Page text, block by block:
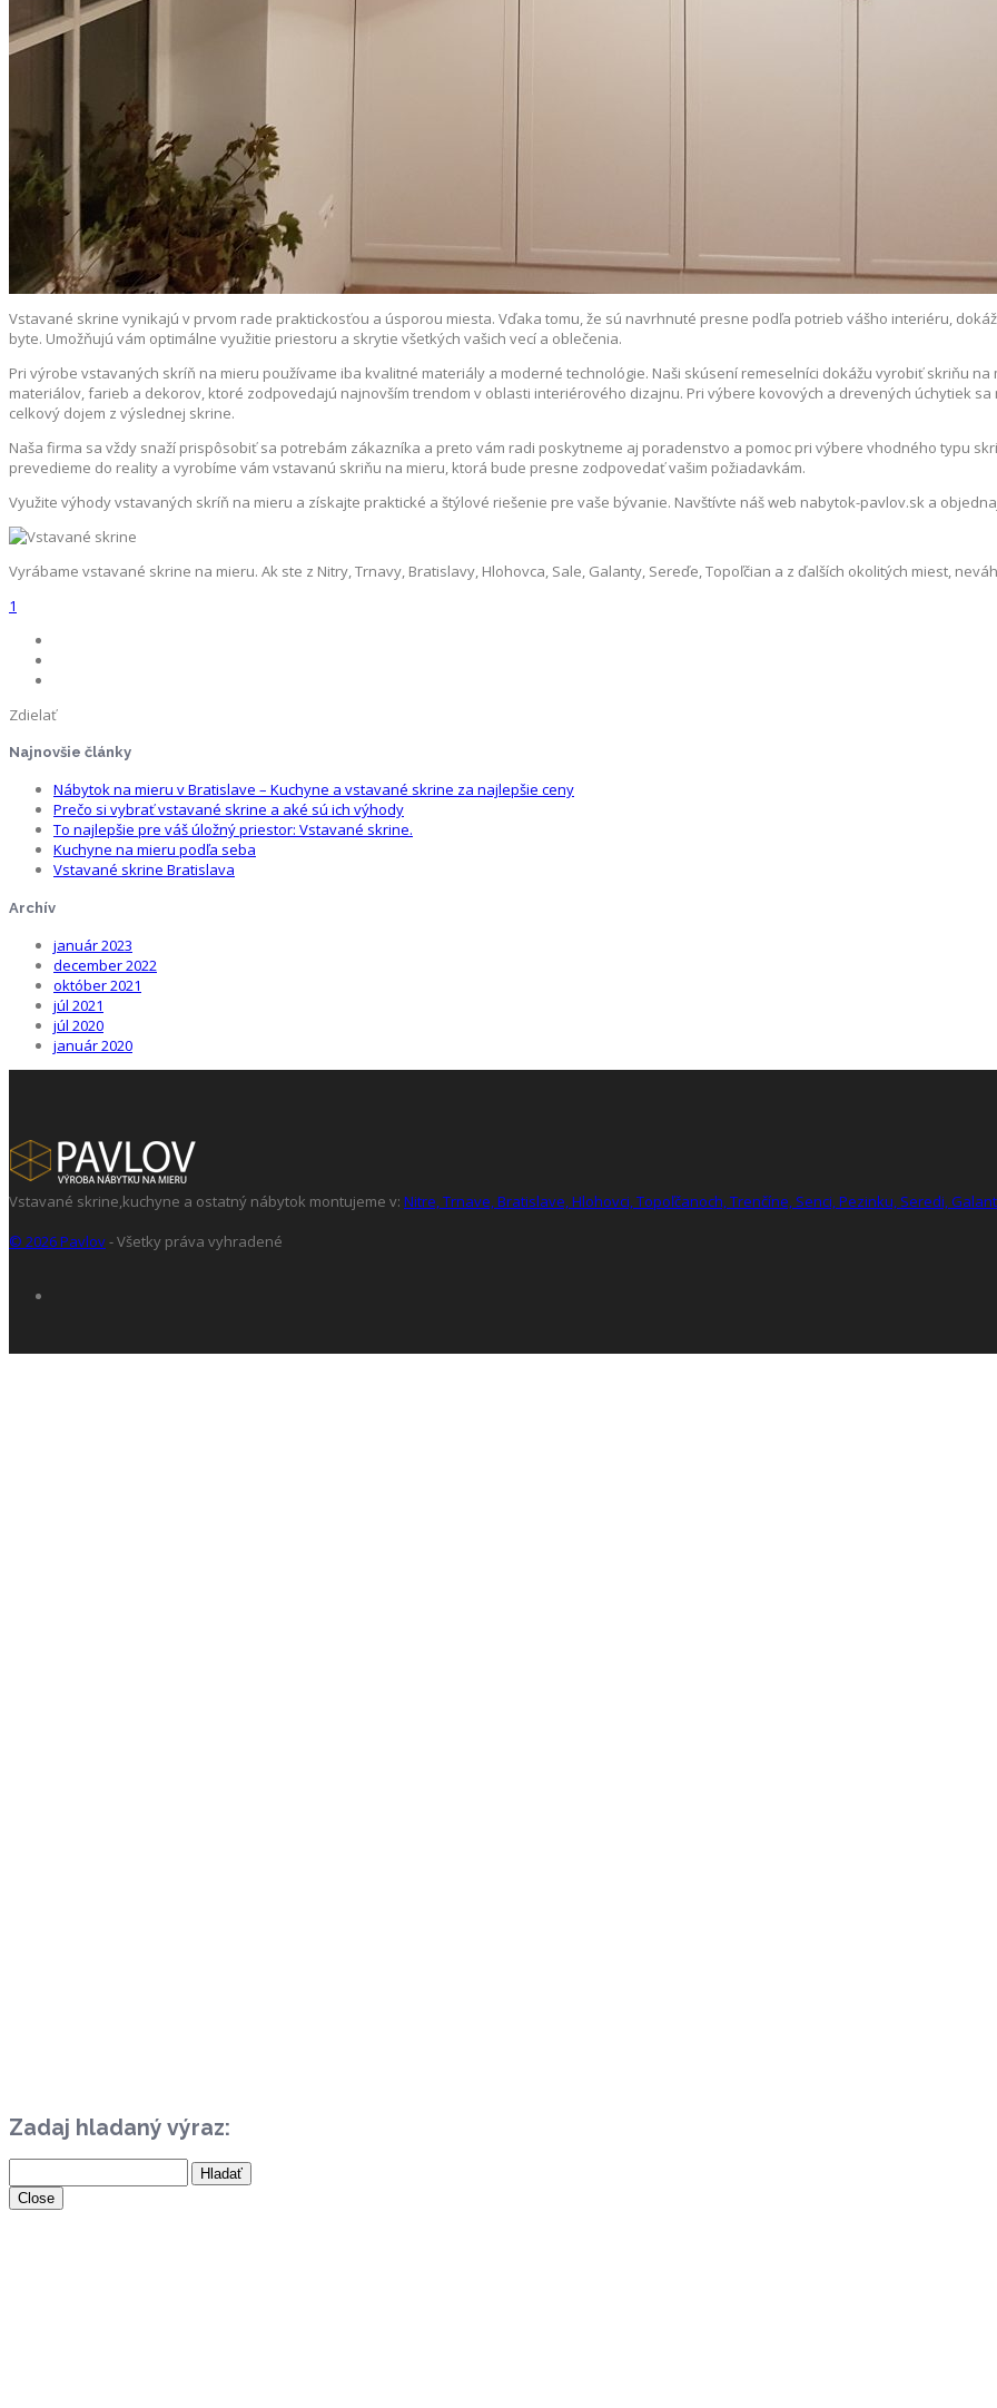
Vstavané skrine vynikajú v prvom rade praktickosťou a úsporou miesta. Vďaka tomu, že sú navrhnuté presne podľa potrieb vášho interiéru,
byte. Umožňujú vám optimálne využitie priestoru a skrytie všetkých vašich vecí a oblečenia.
Pri výrobe vstavaných skríň na mieru používame iba kvalitné materiály a moderné technológie. Naši skúsení remeselníci dokážu vyrobiť skriňu
materiálov, farieb a dekorov, ktoré zodpovedajú najnovším trendom v oblasti interiérového dizajnu. Pri výbere kovových a drevených úchytiek
celkový dojem z výslednej skrine.
Naša firma sa vždy snaží prispôsobiť sa potrebám zákazníka a preto vám radi poskytneme aj poradenstvo a pomoc pri výbere vhodného typu
prevedieme do reality a vyrobíme vám vstavanú skriňu na mieru, ktorá bude presne zodpovedať vašim požiadavkám.
Využite výhody vstavaných skríň na mieru a získajte praktické a štýlové riešenie pre vaše bývanie. Navštívte náš web nabytok-pavlov.sk a
Vyrábame vstavané skrine na mieru. Ak ste z Nitry, Trnavy, Bratislavy, Hlohovca, Sale, Galanty, Sereďe, Topoľčian a z ďalších okolitých miest,
1
Zdielať
Najnovšie články
Nábytok na mieru v Bratislave – Kuchyne a vstavané skrine za najlepšie ceny
Prečo si vybrať vstavané skrine a aké sú ich výhody
To najlepšie pre váš úložný priestor: Vstavané skrine.
Kuchyne na mieru podľa seba
Vstavané skrine Bratislava
Archív
január 2023
december 2022
október 2021
júl 2021
júl 2020
január 2020
Vstavané skrine,kuchyne a ostatný nábytok montujeme v: Nitre,Trnave,Bratislave,Hlohovci,Topoľčanoch,Trenčíne, Senci,Pezinku, Seredi,
© 2026Pavlov- Všetky práva vyhradené
Zadaj hladaný výraz:
Close